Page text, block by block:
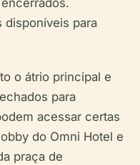
disponíveis para
o átrio principal e
para
acessar certas
do Omni Hotel e
praça de